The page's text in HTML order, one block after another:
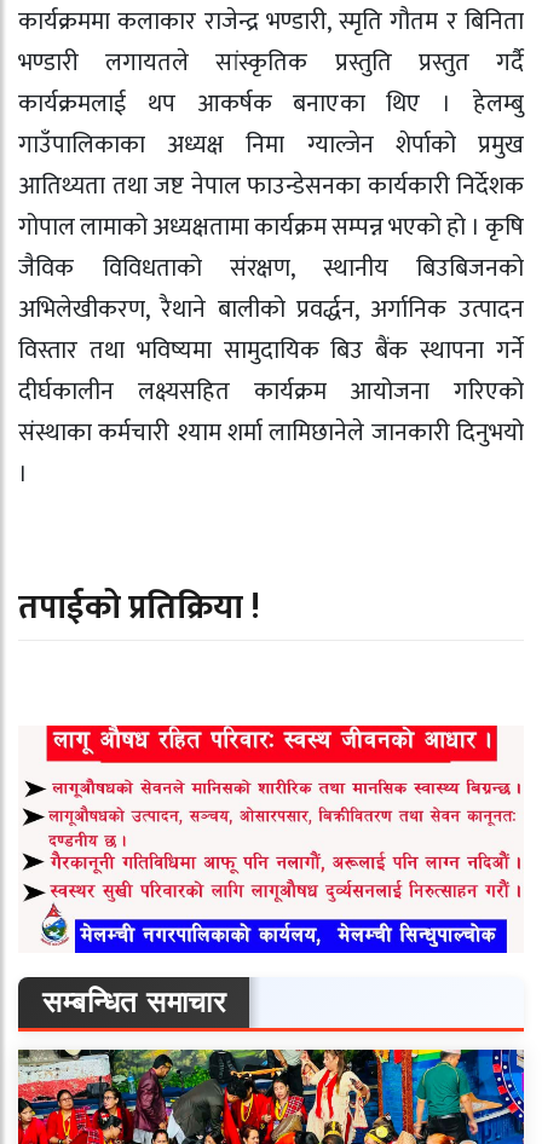
कार्यक्रममा कलाकार राजेन्द्र भण्डारी, स्मृति गौतम र बिनिता
भण्डारी लगायतले सांस्कृतिक प्रस्तुति प्रस्तुत गर्दै
कार्यक्रमलाई थप आकर्षक बनाएका थिए । हेलम्बु
गाउँपालिकाका अध्यक्ष निमा ग्याल्जेन शेर्पाको प्रमुख
आतिथ्यता तथा जष्ट नेपाल फाउन्डेसनका कार्यकारी निर्देशक
गोपाल लामाको अध्यक्षतामा कार्यक्रम सम्पन्न भएको हो । कृषि
जैविक विविधताको संरक्षण, स्थानीय बिउबिजनको
अभिलेखीकरण, रैथाने बालीको प्रवर्द्धन, अर्गानिक उत्पादन
विस्तार तथा भविष्यमा सामुदायिक बिउ बैंक स्थापना गर्ने
दीर्घकालीन लक्ष्यसहित कार्यक्रम आयोजना गरिएको
संस्थाका कर्मचारी श्याम शर्मा लामिछानेले जानकारी दिनुभयो
।
तपाईको प्रतिक्रिया !
सम्बन्धित समाचार